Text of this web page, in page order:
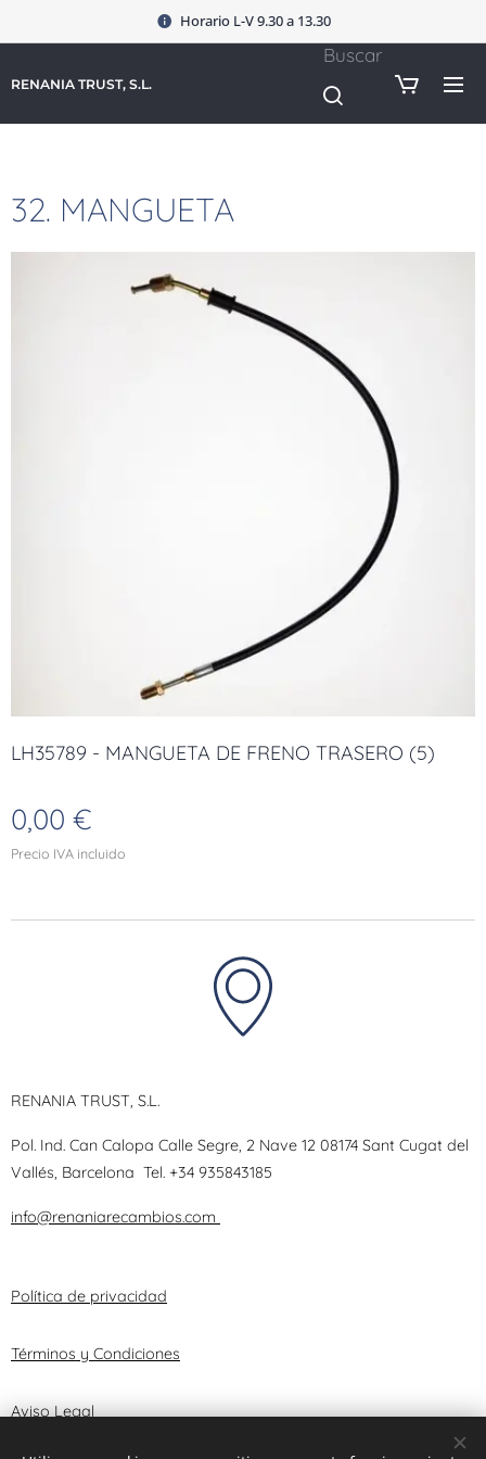
Horario L-V 9.30 a 13.30
RENANIA TRUST, S.L.
Buscar
32. MANGUETA
LH35789 - MANGUETA DE FRENO TRASERO (5)
0,00 €
Precio IVA incluido
RENANIA TRUST, S.L.
Pol. Ind. Can Calopa Calle Segre, 2 Nave 12 08174 Sant Cugat del
Vallés, Barcelona Tel. +34 935843185
info@renaniarecambios.com
Política de privacidad
Términos y Condiciones
Aviso Legal